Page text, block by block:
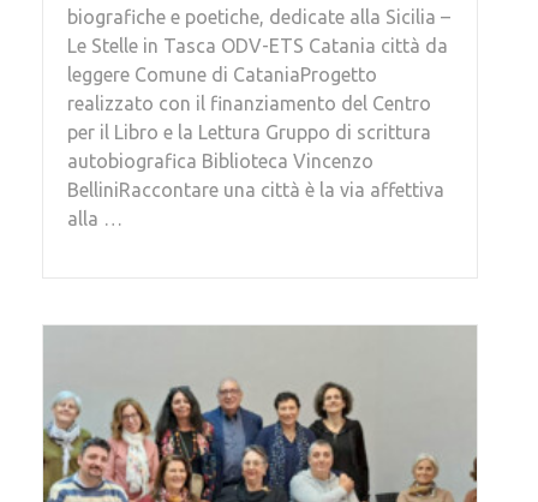
biografiche e poetiche, dedicate alla Sicilia –
Le Stelle in Tasca ODV-ETS Catania città da
leggere Comune di CataniaProgetto
realizzato con il finanziamento del Centro
per il Libro e la Lettura Gruppo di scrittura
autobiografica Biblioteca Vincenzo
BelliniRaccontare una città è la via affettiva
alla …